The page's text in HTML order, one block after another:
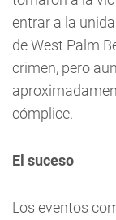
entrar a la
de West Palm
crimen, pero
cómplice.
El suceso
Los eventos